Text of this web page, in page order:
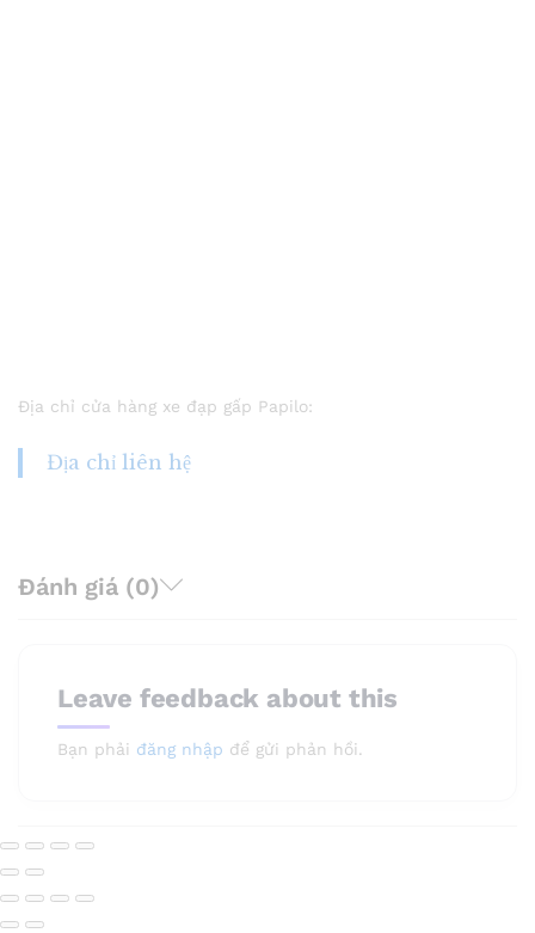
Địa chỉ cửa hàng xe đạp gấp Papilo:
Địa chỉ liên hệ
Đánh giá (0)
Leave feedback about this
Bạn phải đăng nhập để gửi phản hồi.